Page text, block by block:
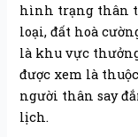
hình trạng thân
loại, đất hoà
là khu vực
được xem là
người thân say
lịch.